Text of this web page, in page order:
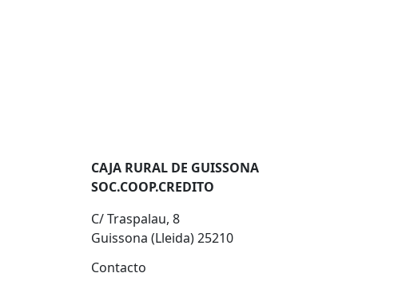
CAJA RURAL DE GUISSONA
SOC.COOP.CREDITO
C/ Traspalau, 8
Guissona (Lleida) 25210
Contacto